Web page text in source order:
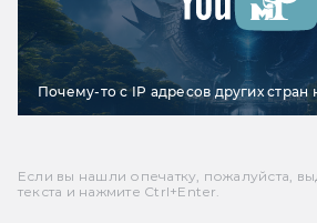
Почему-то с IP адресов других стран
Если вы нашли опечатку, пожалуйста,
текста и нажмите Ctrl+Enter.